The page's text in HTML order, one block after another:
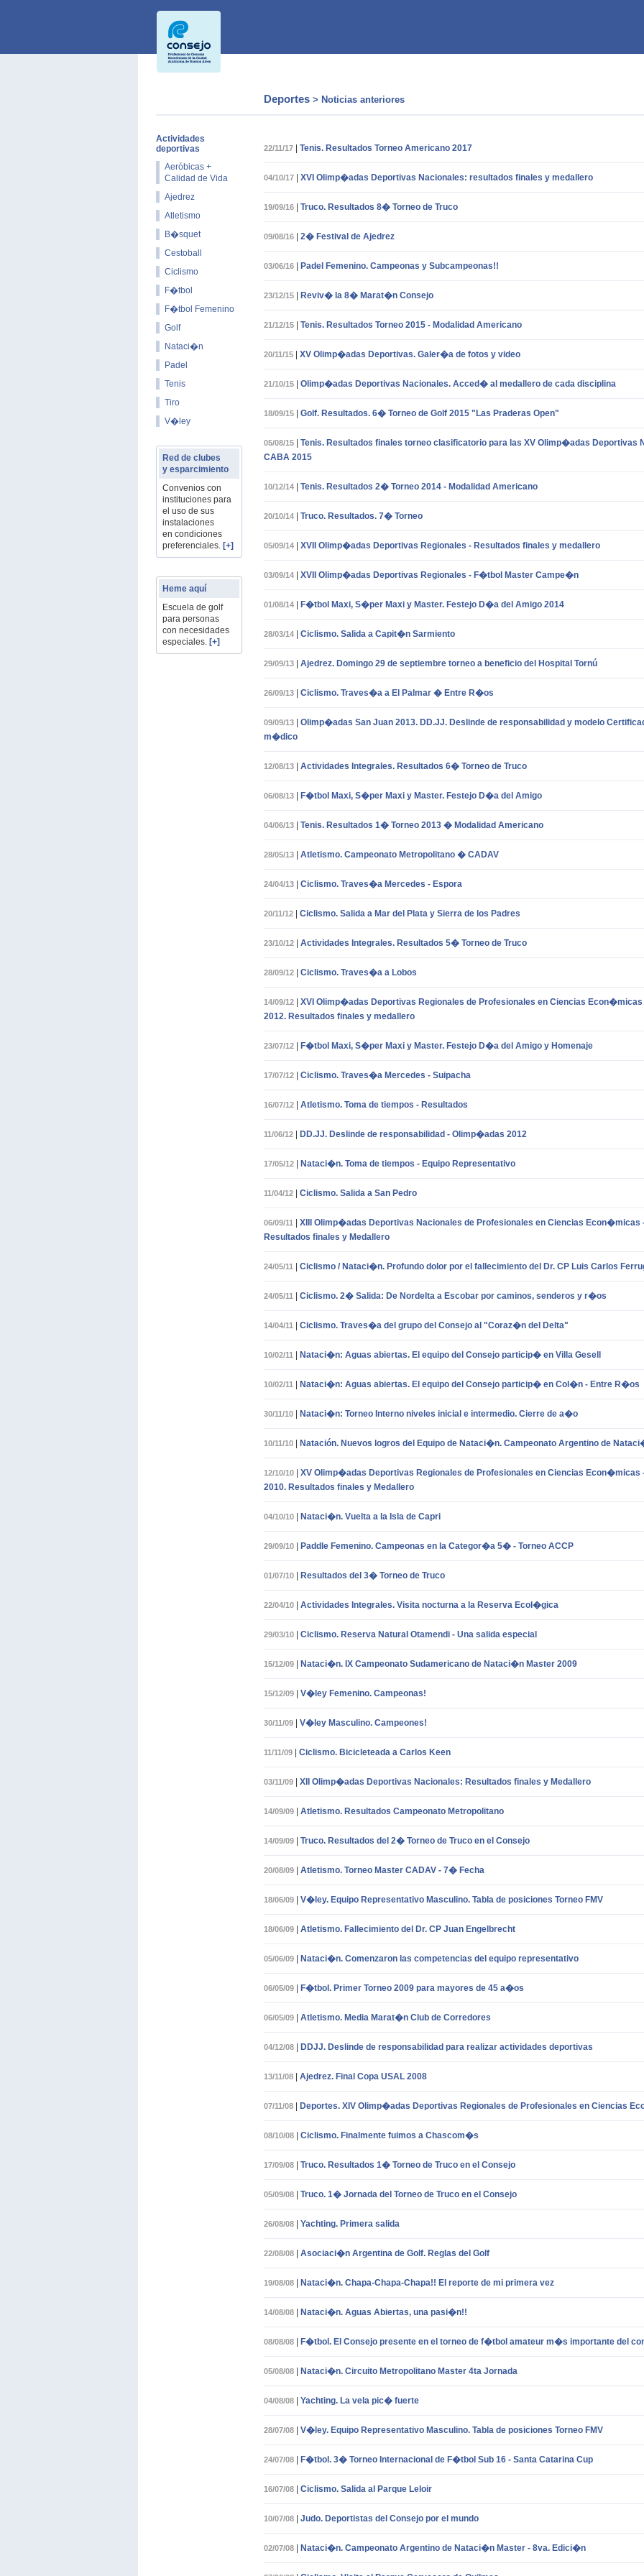
Deportes > Noticias anteriores
Actividades
deportivas
Aeróbicas +
Calidad de Vida
Ajedrez
Atletismo
B�squet
Cestoball
Ciclismo
F�tbol
F�tbol Femenino
Golf
Nataci�n
Padel
Tenis
Tiro
V�ley
Red de clubes
y esparcimiento
Convenios con
instituciones para
el uso de sus
instalaciones
en condiciones
preferenciales. [+]
Heme aquí
Escuela de golf
para personas
con necesidades
especiales. [+]
22/11/17 Tenis. Resultados Torneo Americano 2017
04/10/17 XVI Olimp�adas Deportivas Nacionales: resultados finales y medallero
19/09/16 Truco. Resultados 8� Torneo de Truco
09/08/16 2� Festival de Ajedrez
03/06/16 Padel Femenino. Campeonas y Subcampeonas!!
23/12/15 Reviv� la 8� Marat�n Consejo
21/12/15 Tenis. Resultados Torneo 2015 - Modalidad Americano
20/11/15 XV Olimp�adas Deportivas. Galer�a de fotos y video
21/10/15 Olimp�adas Deportivas Nacionales. Acced� al medallero de cada disciplina
18/09/15 Golf. Resultados. 6� Torneo de Golf 2015 "Las Praderas Open"
05/08/15
Tenis. Resultados finales torneo clasificatorio para las XV Olimp�adas Deportivas
CABA 2015
10/12/14 Tenis. Resultados 2� Torneo 2014 - Modalidad Americano
20/10/14 Truco. Resultados. 7� Torneo
05/09/14 XVII Olimp�adas Deportivas Regionales - Resultados finales y medallero
03/09/14 XVII Olimp�adas Deportivas Regionales - F�tbol Master Campe�n
01/08/14 F�tbol Maxi, S�per Maxi y Master. Festejo D�a del Amigo 2014
28/03/14 Ciclismo. Salida a Capit�n Sarmiento
29/09/13 Ajedrez. Domingo 29 de septiembre torneo a beneficio del Hospital Tornú
26/09/13 Ciclismo. Traves�a a El Palmar � Entre R�os
09/09/13
Olimp�adas San Juan 2013. DD.JJ. Deslinde de responsabilidad y modelo
m�dico
12/08/13 Actividades Integrales. Resultados 6� Torneo de Truco
06/08/13 F�tbol Maxi, S�per Maxi y Master. Festejo D�a del Amigo
04/06/13 Tenis. Resultados 1� Torneo 2013 � Modalidad Americano
28/05/13 Atletismo. Campeonato Metropolitano � CADAV
24/04/13 Ciclismo. Traves�a Mercedes - Espora
20/11/12 Ciclismo. Salida a Mar del Plata y Sierra de los Padres
23/10/12 Actividades Integrales. Resultados 5� Torneo de Truco
28/09/12 Ciclismo. Traves�a a Lobos
14/09/12
XVI Olimp�adas Deportivas Regionales de Profesionales en Ciencias Econ�micas
2012. Resultados finales y medallero
23/07/12 F�tbol Maxi, S�per Maxi y Master. Festejo D�a del Amigo y Homenaje
17/07/12 Ciclismo. Traves�a Mercedes - Suipacha
16/07/12 Atletismo. Toma de tiempos - Resultados
11/06/12 DD.JJ. Deslinde de responsabilidad - Olimp�adas 2012
17/05/12 Nataci�n. Toma de tiempos - Equipo Representativo
11/04/12 Ciclismo. Salida a San Pedro
06/09/11
XIII Olimp�adas Deportivas Nacionales de Profesionales en Ciencias Econ�micas
Resultados finales y Medallero
24/05/11 Ciclismo / Nataci�n. Profundo dolor por el fallecimiento del Dr. CP Luis Carlos
24/05/11 Ciclismo. 2� Salida: De Nordelta a Escobar por caminos, senderos y r�os
14/04/11 Ciclismo. Traves�a del grupo del Consejo al "Coraz�n del Delta"
10/02/11 Nataci�n: Aguas abiertas. El equipo del Consejo particip� en Villa Gesell
10/02/11 Nataci�n: Aguas abiertas. El equipo del Consejo particip� en Col�n - Entre R�os
30/11/10 Nataci�n: Torneo Interno niveles inicial e intermedio. Cierre de a�o
10/11/10 Natación. Nuevos logros del Equipo de Nataci�n. Campeonato Argentino de
12/10/10
XV Olimp�adas Deportivas Regionales de Profesionales en Ciencias Econ�micas
2010. Resultados finales y Medallero
04/10/10 Nataci�n. Vuelta a la Isla de Capri
29/09/10 Paddle Femenino. Campeonas en la Categor�a 5� - Torneo ACCP
01/07/10 Resultados del 3� Torneo de Truco
22/04/10 Actividades Integrales. Visita nocturna a la Reserva Ecol�gica
29/03/10 Ciclismo. Reserva Natural Otamendi - Una salida especial
15/12/09 Nataci�n. IX Campeonato Sudamericano de Nataci�n Master 2009
15/12/09 V�ley Femenino. Campeonas!
30/11/09 V�ley Masculino. Campeones!
11/11/09 Ciclismo. Bicicleteada a Carlos Keen
03/11/09 XII Olimp�adas Deportivas Nacionales: Resultados finales y Medallero
14/09/09 Atletismo. Resultados Campeonato Metropolitano
14/09/09 Truco. Resultados del 2� Torneo de Truco en el Consejo
20/08/09 Atletismo. Torneo Master CADAV - 7� Fecha
18/06/09 V�ley. Equipo Representativo Masculino. Tabla de posiciones Torneo FMV
18/06/09 Atletismo. Fallecimiento del Dr. CP Juan Engelbrecht
05/06/09 Nataci�n. Comenzaron las competencias del equipo representativo
06/05/09 F�tbol. Primer Torneo 2009 para mayores de 45 a�os
06/05/09 Atletismo. Media Marat�n Club de Corredores
04/12/08 DDJJ. Deslinde de responsabilidad para realizar actividades deportivas
13/11/08 Ajedrez. Final Copa USAL 2008
07/11/08 Deportes. XIV Olimp�adas Deportivas Regionales de Profesionales en Ciencias
08/10/08 Ciclismo. Finalmente fuimos a Chascom�s
17/09/08 Truco. Resultados 1� Torneo de Truco en el Consejo
05/09/08 Truco. 1� Jornada del Torneo de Truco en el Consejo
26/08/08 Yachting. Primera salida
22/08/08 Asociaci�n Argentina de Golf. Reglas del Golf
19/08/08 Nataci�n. Chapa-Chapa-Chapa!! El reporte de mi primera vez
14/08/08 Nataci�n. Aguas Abiertas, una pasi�n!!
08/08/08 F�tbol. El Consejo presente en el torneo de f�tbol amateur m�s importante del
05/08/08 Nataci�n. Circuito Metropolitano Master 4ta Jornada
04/08/08 Yachting. La vela pic� fuerte
28/07/08 V�ley. Equipo Representativo Masculino. Tabla de posiciones Torneo FMV
24/07/08 F�tbol. 3� Torneo Internacional de F�tbol Sub 16 - Santa Catarina Cup
16/07/08 Ciclismo. Salida al Parque Leloir
10/07/08 Judo. Deportistas del Consejo por el mundo
02/07/08 Nataci�n. Campeonato Argentino de Nataci�n Master - 8va. Edici�n